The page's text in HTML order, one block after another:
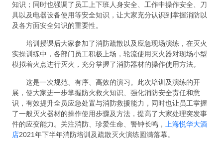
知识；同时也强调了员工上下班人身安全、工作中操作安全、刀
具以及电器设备使用等安全知识，让大家充分认识到掌握消防以
及各方面安全知识的重要性。
培训授课后大家参加了消防疏散以及应急现场演练，在灭火
实操训练中，各部门员工积极上场，轮流使用灭火器对现场小型
模拟着火点进行灭火，充分掌握了消防器材的操作使用方法。
这是一次规范、有序、高效的演习。此次培训及演练的开
展，使大家进一步掌握防火救火知识、强化消防安全责任和意
识，有效提升全员应急处置与消防救援能力，同时也让员工掌握
了一般灭火器材的操作使用步骤及方法，提高了大家处理突发事
件的应变能力。关注消防、珍爱生命、警钟长鸣，
上海悦华大酒
店2021年下半年消防培训及疏散灭火演练圆满落幕。